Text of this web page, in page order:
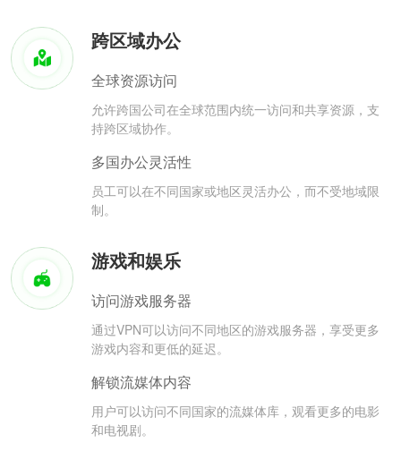
跨区域办公
全球资源访问
允许跨国公司在全球范围内统一访问和共享资源，支
持跨区域协作。
多国办公灵活性
员工可以在不同国家或地区灵活办公，而不受地域限
制。
游戏和娱乐
访问游戏服务器
通过VPN可以访问不同地区的游戏服务器，享受更多
游戏内容和更低的延迟。
解锁流媒体内容
用户可以访问不同国家的流媒体库，观看更多的电影
和电视剧。